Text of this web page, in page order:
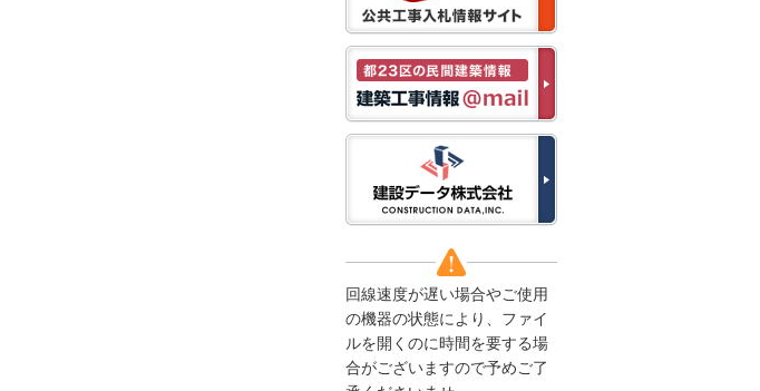
だき、誠に有難うござい
ます。
下記の期間につきまし
て、弊社休業のため情報
更新を停止させていただ
きます。
【期間】１２月２７日
(土)～１月４日(日)
上記の期間、情報の更新
がされませんので、ご了
承のほど、よろしくお願
なお、情報は１月５日
(月)より登録されます。
2025/08/04
●夏季休業に伴う情報更
新停止のお知らせ●
建設資料館をご利用いた
回線速度が遅い場合やご使用
の機器の状態により、ファイ
ルを開くのに時間を要する場
合がございますので予めご了